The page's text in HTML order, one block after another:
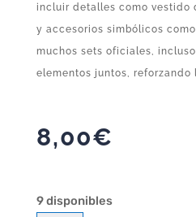
incluir detalles como vestido
y accesorios simbólicos
muchos sets oficiales,
elementos juntos,
8,00€
9 disponibles